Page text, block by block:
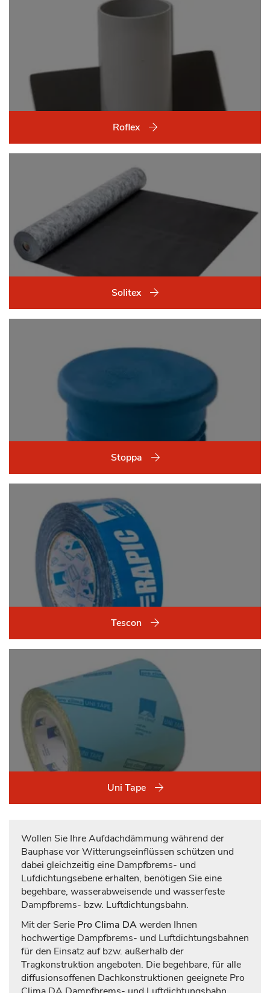
Roflex
Solitex
Stoppa
Tescon
Uni Tape
Wollen Sie Ihre Aufdachdämmung während der
Bauphase vor Witterungseinflüssen schützen und
dabei gleichzeitig eine Dampfbrems- und
Lufdichtungsebene erhalten, benötigen Sie eine
begehbare, wasserabweisende und wasserfeste
Dampfbrems- bzw. Luftdichtungsbahn.
Mit der Serie Pro Clima DAwerden Ihnen
hochwertige Dampfbrems- und Luftdichtungsbahnen
für den Einsatz auf bzw. außerhalb der
Tragkonstruktion angeboten. Die begehbare, für alle
diffusionsoffenen Dachkonstruktionen geeignete Pro